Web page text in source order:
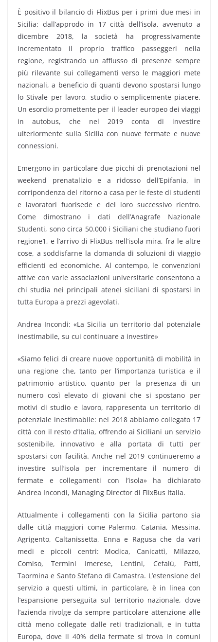
È positivo il bilancio di FlixBus per i primi due mesi in
Sicilia: dall’approdo in 17 città dell’isola, avvenuto a
dicembre 2018, la società ha progressivamente
incrementato il proprio traffico passeggeri nella
regione, registrando un afflusso di presenze sempre
più rilevante sui collegamenti verso le maggiori mete
nazionali, a beneficio di quanti devono spostarsi lungo
lo Stivale per lavoro, studio o semplicemente piacere.
Un esordio promettente per il leader europeo dei viaggi
in autobus, che nel 2019 conta di investire
ulteriormente sulla Sicilia con nuove fermate e nuove
connessioni.
Emergono in particolare due picchi di prenotazioni nel
weekend prenatalizio e a ridosso dell’Epifania, in
corripondenza del ritorno a casa per le feste di studenti
e lavoratori fuorisede e del loro successivo rientro.
Come dimostrano i dati dell’Anagrafe Nazionale
Studenti, sono circa 50.000 i Siciliani che studiano fuori
regione1, e l’arrivo di FlixBus nell’isola mira, fra le altre
cose, a soddisfarne la domanda di soluzioni di viaggio
efficienti ed economiche. Al contempo, le convenzioni
attive con varie associazioni universitarie consentono a
chi studia nei principali atenei siciliani di spostarsi in
tutta Europa a prezzi agevolati.
Andrea Incondi: «La Sicilia un territorio dal potenziale
inestimabile, su cui continuare a investire»
«Siamo felici di creare nuove opportunità di mobilità in
una regione che, tanto per l’importanza turistica e il
patrimonio artistico, quanto per la presenza di un
numero così elevato di giovani che si spostano per
motivi di studio e lavoro, rappresenta un territorio di
potenziale inestimabile: nel 2018 abbiamo collegato 17
città con il resto d’Italia, offrendo ai Siciliani un servizio
sostenibile, innovativo e alla portata di tutti per
spostarsi con facilità. Anche nel 2019 continueremo a
investire sull’isola per incrementare il numero di
fermate e collegamenti con l’isola» ha dichiarato
Andrea Incondi, Managing Director di FlixBus Italia.
Attualmente i collegamenti con la Sicilia partono sia
dalle città maggiori come Palermo, Catania, Messina,
Agrigento, Caltanissetta, Enna e Ragusa che da vari
medi e piccoli centri: Modica, Canicattì, Milazzo,
Comiso, Termini Imerese, Lentini, Cefalù, Patti,
Taormina e Santo Stefano di Camastra. L’estensione del
servizio a questi ultimi, in particolare, è in linea con
l’espansione perseguita sul territorio nazionale, dove
l’azienda rivolge da sempre particolare attenzione alle
città meno collegate dalle reti tradizionali, e in tutta
Europa, dove il 40% della fermate si trova in comuni